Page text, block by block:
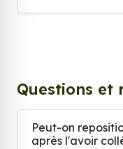
Questions et
Peut-on
après l'avoir